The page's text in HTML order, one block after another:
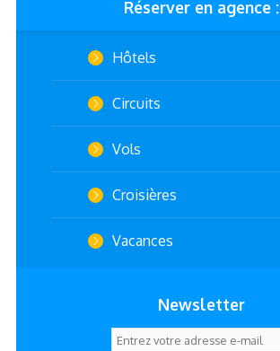
Réserver en agence :
Hôtels
Circuits
Vols
Croisières
Vacances
Newsletter